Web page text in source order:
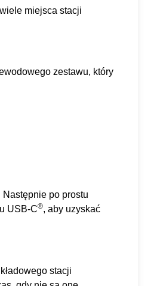
miejsca stacji
zestawu, który
po prostu
USB-C®, aby uzyskać
stacji